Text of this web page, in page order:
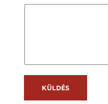
KÜLDÉS